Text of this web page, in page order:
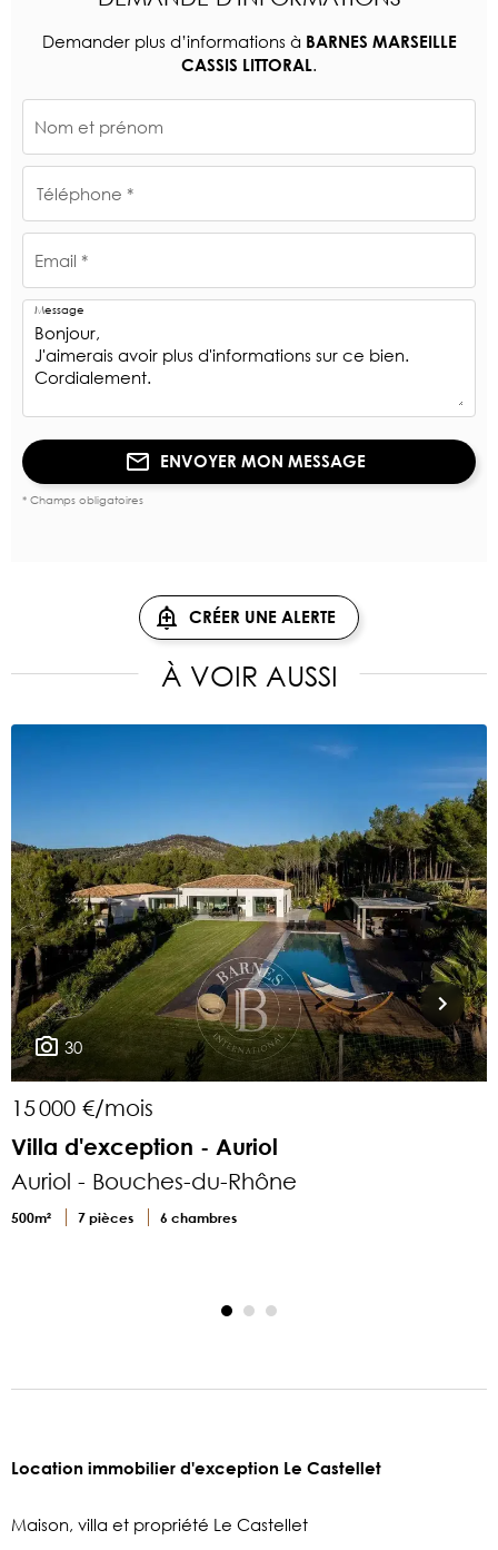
Demander plus d’informations à BARNES MARSEILLE
CASSIS LITTORAL .
Nom et prénom
Téléphone *
Email *
Message
ENVOYER MON MESSAGE
* Champs obligatoires
CRÉER UNE ALERTE
À VOIR AUSSI
30
15 000 €/mois
Villa d'exception - Auriol
Auriol - Bouches-du-Rhône
500m² 7 pièces 6 chambres
Location immobilier d'exception Le Castellet
Maison, villa et propriété Le Castellet